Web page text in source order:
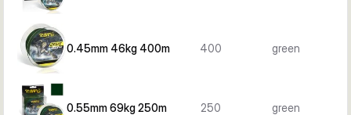
0.45mm 46kg 400m 400 green
0.55mm 69kg 250m 250 green